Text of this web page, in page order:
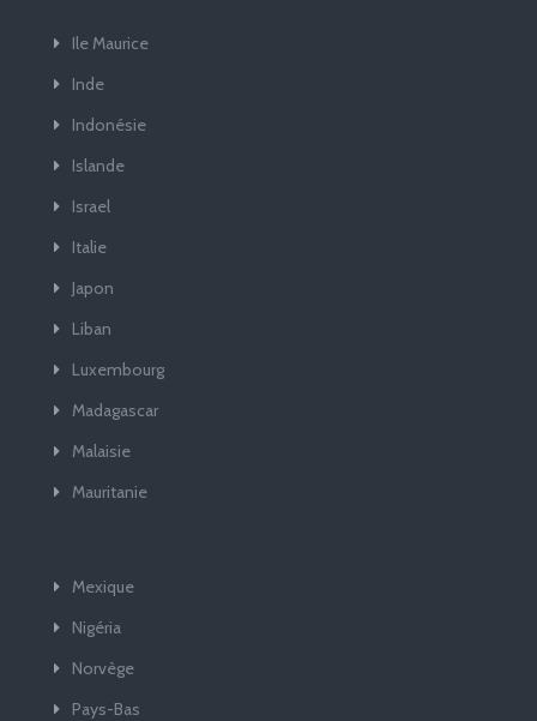
Ile Maurice
Inde
Indonésie
Islande
Israel
Italie
Japon
Liban
Luxembourg
Madagascar
Malaisie
Mauritanie
Mexique
Nigéria
Norvège
Pays-Bas